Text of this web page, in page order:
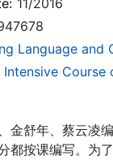
11/2016
Language and
Course
金舒年、蔡云凌
都按课编写。为